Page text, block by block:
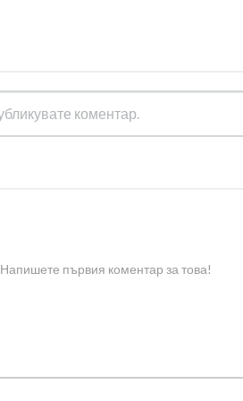
Напишете първия коментар за това!